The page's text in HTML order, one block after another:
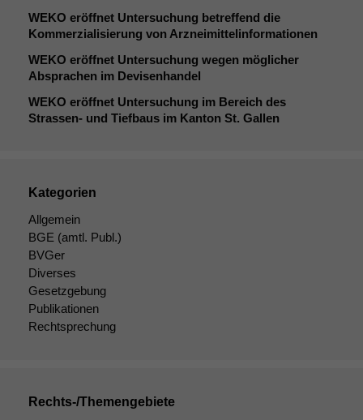
WEKO eröffnet Untersuchung betreffend die
Kommerzialisierung von Arzneimittelinformationen
WEKO eröffnet Untersuchung wegen möglicher
Absprachen im Devisenhandel
WEKO eröffnet Untersuchung im Bereich des
Strassen- und Tiefbaus im Kanton St. Gallen
Kategorien
Allgemein
BGE (amtl. Publ.)
BVGer
Diverses
Gesetzgebung
Publikationen
Rechtsprechung
Rechts-/Themengebiete